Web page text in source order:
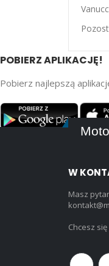
POBIERZ APLIKACJĘ!
Pobierz najlepszą
W
Masz
Chcesz